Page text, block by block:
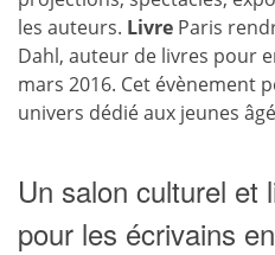
les auteurs. Livre Paris
Dahl, auteur de livres pour
mars 2016. Cet évènement
univers dédié aux jeunes
Un salon culturel et
pour les écrivains